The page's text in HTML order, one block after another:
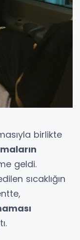
birlikte
geldi.
sıcaklığın